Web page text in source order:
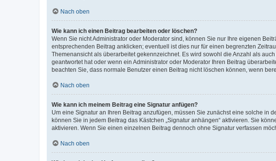
Nach oben
Wie kann ich einen Beitrag bearbeiten oder löschen?
Wenn Sie nicht Administrator oder Moderator sind, können Sie nur Ihre eigenen
entsprechenden Beitrag anklicken; eventuell ist dies nur für einen begrenzten
Themenansicht als überarbeitet gekennzeichnet. Es wird sowohl die Anzahl als
geantwortet hat oder wenn ein Administrator oder Moderator Ihren Beitrag
beachten Sie, dass normale Benutzer einen Beitrag nicht löschen können, wenn
Nach oben
Wie kann ich meinem Beitrag eine Signatur anfügen?
Um eine Signatur an Ihren Beitrag anzufügen, müssen Sie zunächst eine solche in
können Sie in jedem Beitrag das Kästchen „Signatur anhängen“ aktivieren. Sie
aktivieren. Wenn Sie einen einzelnen Beitrag dennoch ohne Signatur verfassen
Nach oben